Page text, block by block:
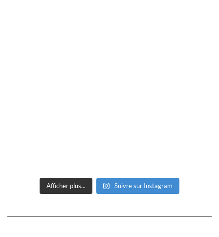
Afficher plus... Suivre sur Instagram